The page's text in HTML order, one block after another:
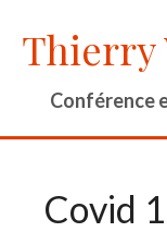
Thierry
Conférence
Covid